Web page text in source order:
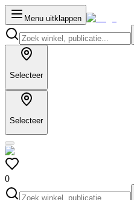
Menu uitklappen
Selecteer
Selecteer
0